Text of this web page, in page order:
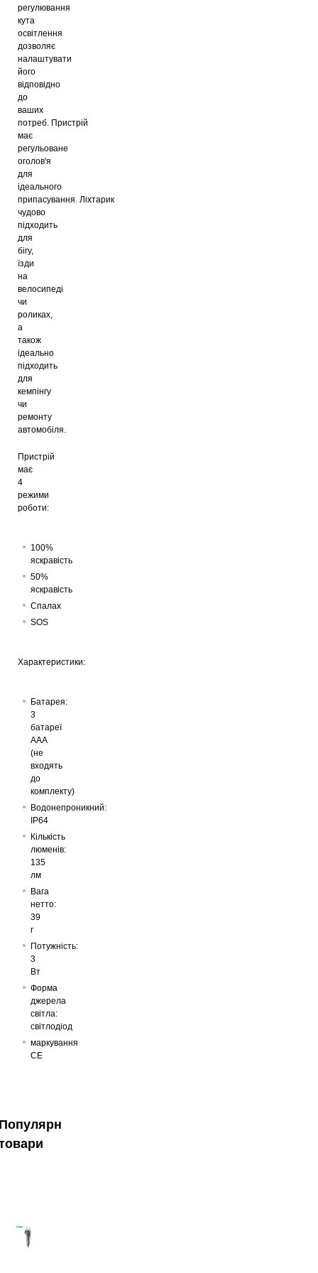
регулювання
кута
освітлення
дозволяє
налаштувати
його
відповідно
до
ваших
потреб. Пристрій
має
регульоване
оголов'я
для
ідеального
припасування. Ліхтарик
чудово
підходить
для
бігу,
їзди
на
велосипеді
чи
роликах,
а
також
ідеально
підходить
для
кемпінгу
чи
ремонту
автомобіля.
Пристрій
має
4
режими
роботи:
100%
яскравість
50%
яскравість
Спалах
SOS
Характеристики:
Батарея:
3
батареї
ААА
(не
входять
до
комплекту)
Водонепроникний:
IP64
Кількість
люменів:
135
лм
Вага
нетто:
39
г
Потужність:
3
Вт
Форма
джерела
світла:
світлодіод
маркування
CE